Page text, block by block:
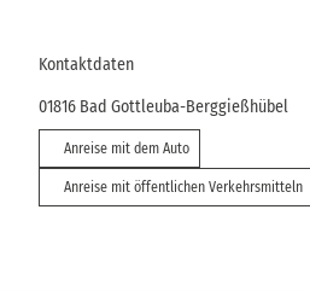
Kontaktdaten
01816 Bad Gottleuba-Berggießhübel
Anreise mit dem Auto
Anreise mit öffentlichen Verkehrsmitteln